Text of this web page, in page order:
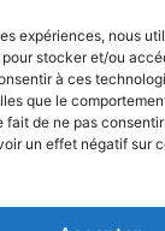
expériences, nous
stocker et/ou
à ces
que le
fait de ne pas
un effet négatif sur
produits Spirec
France et certifiés
est lauréat du